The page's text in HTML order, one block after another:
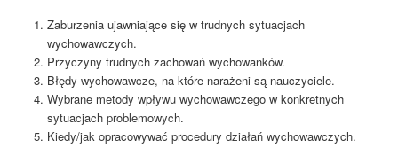
Zaburzenia ujawniające się w trudnych sytuacjach
wychowawczych.
Przyczyny trudnych zachowań wychowanków.
Błędy wychowawcze, na które narażeni są nauczyciele.
Wybrane metody wpływu wychowawczego w konkretnych
sytuacjach problemowych.
Kiedy/jak opracowywać procedury działań wychowawczych.